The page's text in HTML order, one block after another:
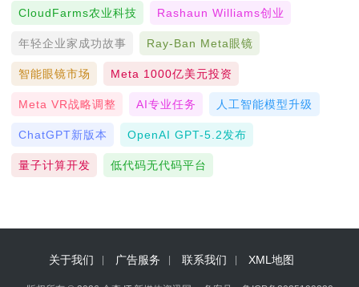
CloudFarms农业科技 Rashaun Williams创业
年轻企业家成功故事 Ray-Ban Meta眼镜
智能眼镜市场 Meta 1000亿美元投资
Meta VR战略调整 AI专业任务 人工智能模型升级
ChatGPT新版本 OpenAI GPT-5.2发布
量子计算开发 低代码无代码平台
关于我们 广告服务 联系我们 XML地图